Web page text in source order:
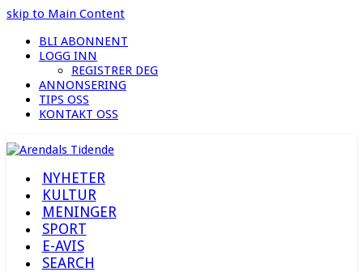
skip to Main Content
BLI ABONNENT
LOGG INN
REGISTRER DEG
ANNONSERING
TIPS OSS
KONTAKT OSS
NYHETER
KULTUR
MENINGER
SPORT
E-AVIS
SEARCH